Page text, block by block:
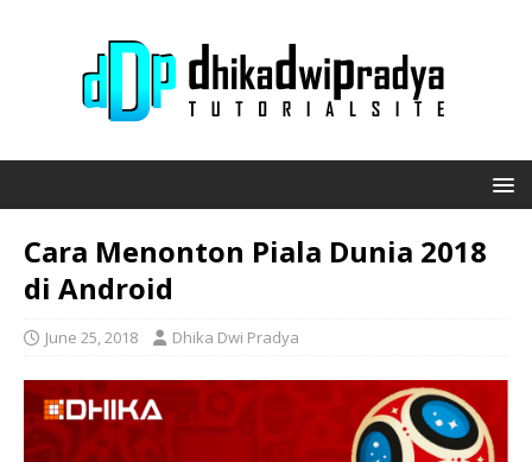
Cara Menonton Piala Dunia 2018
di Android
June 25, 2018 Dhika Dwi Pradya